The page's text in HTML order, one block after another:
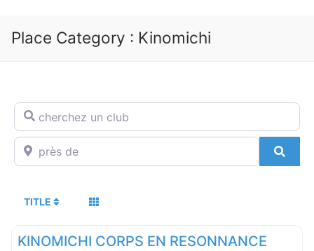
Place Category : Kinomichi
cherchez un club
près de
TITLE
KINOMICHI CORPS EN RESONNANCE